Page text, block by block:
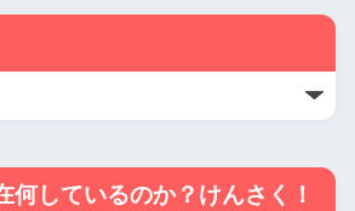
何しているのか？けんさく！